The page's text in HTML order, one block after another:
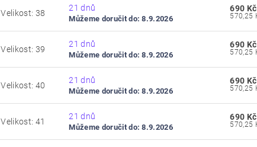
Velikost: 38
21 dnů
Můžeme doručit do: 8.9.2026
690 Kč
Velikost: 39
21 dnů
Můžeme doručit do: 8.9.2026
690 Kč
Velikost: 40
21 dnů
Můžeme doručit do: 8.9.2026
690 Kč
Velikost: 41
21 dnů
Můžeme doručit do: 8.9.2026
690 Kč